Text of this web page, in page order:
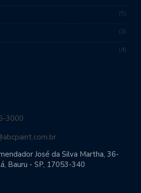
5
3
4
3000
José da Silva Martha, 36-
Bauru - SP, 17053-340